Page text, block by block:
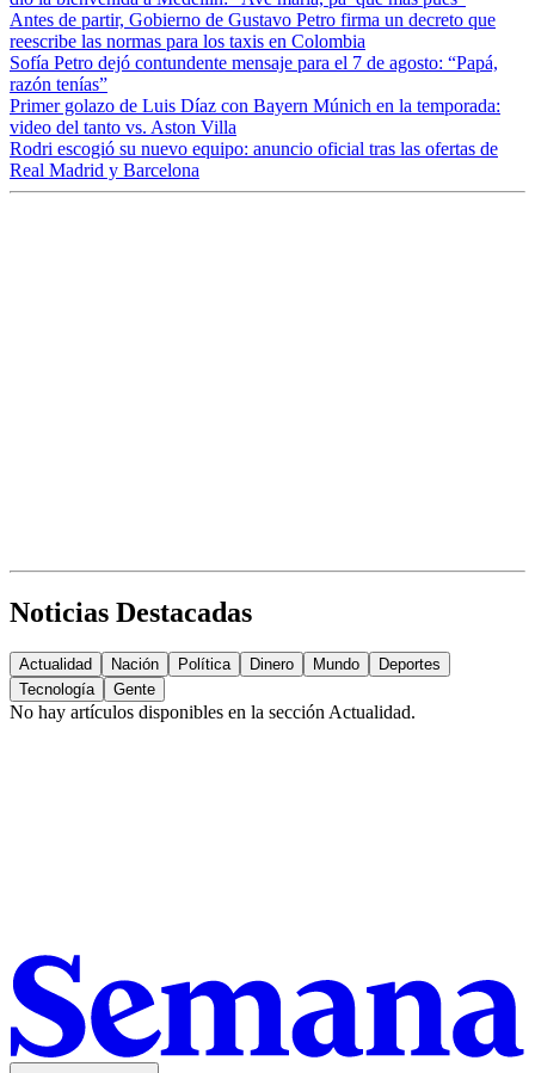
Antes de partir, Gobierno de Gustavo Petro firma un decreto que
reescribe las normas para los taxis en Colombia
Sofía Petro dejó contundente mensaje para el 7 de agosto: “Papá,
razón tenías”
Primer golazo de Luis Díaz con Bayern Múnich en la temporada:
video del tanto vs. Aston Villa
Rodri escogió su nuevo equipo: anuncio oficial tras las ofertas de
Real Madrid y Barcelona
Noticias Destacadas
Actualidad Nación Política Dinero Mundo
Deportes
Tecnología
Gente
No hay artículos disponibles en la secciónActualidad.